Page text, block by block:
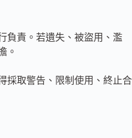
負責。若遺失、被盜用、濫
。
採取警告、限制使用、終止合